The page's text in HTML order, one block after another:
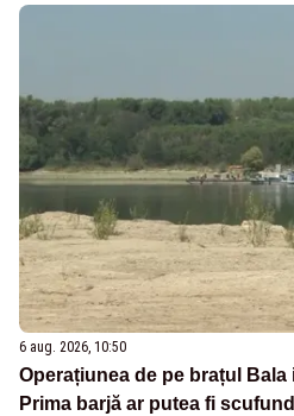
6 aug. 2026, 10:50
Operațiunea de pe brațul
Prima barjă ar putea fi